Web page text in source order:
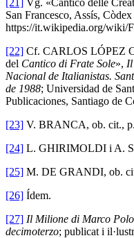
San Francesco, Assís,
https://it.wikipedia.org/wiki/
[22] Cf. CARLOS LÓPEZ
del Cantico di Frate Sole», Il
Nacional de Italianistas.
de 1988; Universidad de
Publicaciones, Santiago de
[23] V. BRANCA, ob. cit.,
[24] L. GHIRIMOLDI i A.
[25] M. DE GRANDI, ob.
[26] Ídem.
[27] Il Milione di Marco
decimoterzo; publicat i